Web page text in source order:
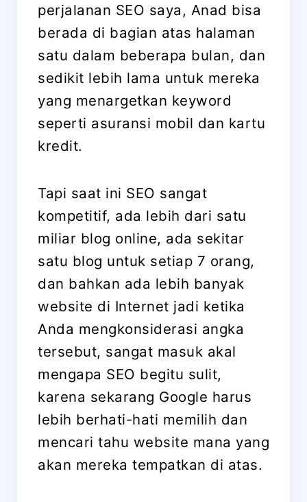
perjalanan SEO saya, Anad bisa
berada di bagian atas halaman
satu dalam beberapa bulan, dan
sedikit lebih lama untuk mereka
yang menargetkan keyword
seperti asuransi mobil dan kartu
kredit.
Tapi saat ini SEO sangat
kompetitif, ada lebih dari satu
miliar blog online, ada sekitar
satu blog untuk setiap 7 orang,
dan bahkan ada lebih banyak
website di Internet jadi ketika
Anda mengkonsiderasi angka
tersebut, sangat masuk akal
mengapa SEO begitu sulit,
karena sekarang Google harus
lebih berhati-hati memilih dan
mencari tahu website mana yang
akan mereka tempatkan di atas.